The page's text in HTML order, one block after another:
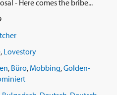
- Here comes the bribe...
, Lovestory
, Büro, Mobbing,Golden-